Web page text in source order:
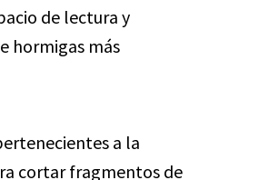
de lectura y
hormigas más
a la
cortar fragmentos de